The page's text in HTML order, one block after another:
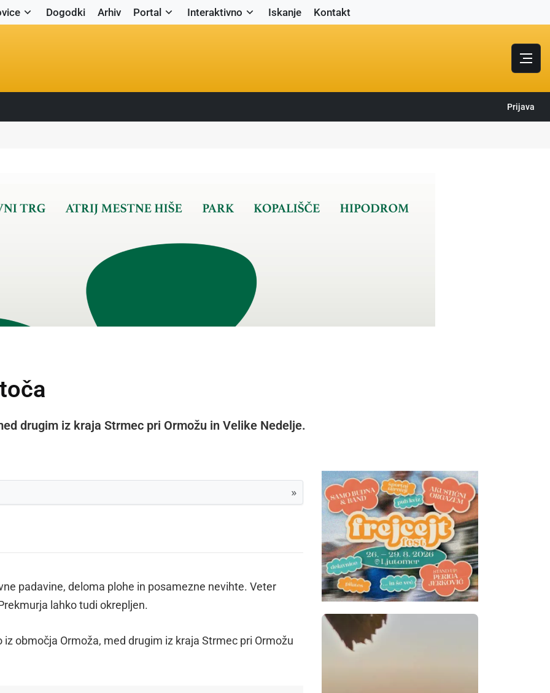
Dogodki Arhiv Portal Interaktivno Iskanje Kontakt
Prijava
drugim iz kraja Strmec pri Ormožu in Velike Nedelje.
»
padavine, deloma plohe in posamezne nevihte. Veter
lahko tudi okrepljen.
iz območja Ormoža, med drugim iz kraja Strmec pri Ormožu